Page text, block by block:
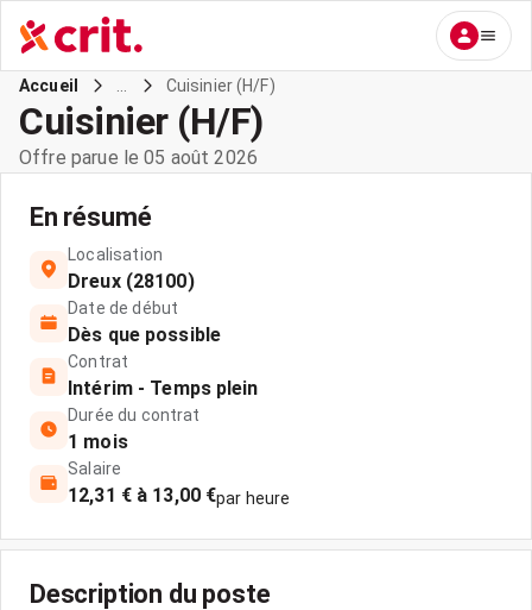
Accueil Cuisinier (H/F)
Cuisinier (H/F)
Offre parue le 05 août 2026
En résumé
Localisation
Dreux (28100)
Date de début
Dès que possible
Contrat
Intérim - Temps plein
Durée du contrat
1 mois
Salaire
12,31 € à 13,00 €par heure
Description du poste